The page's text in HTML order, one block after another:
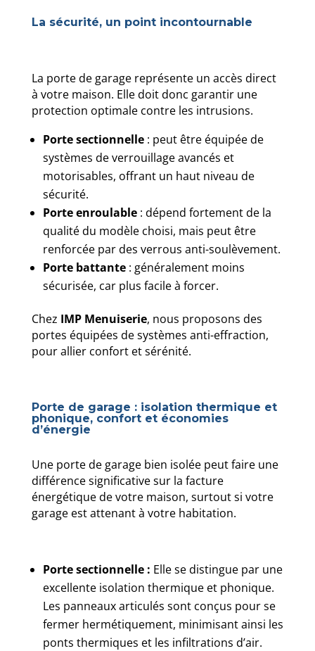
La sécurité, un point incontournable
La porte de garage représente un accès direct
à votre maison. Elle doit donc garantir une
protection optimale contre les intrusions.
Porte sectionnelle: peut être équipée de
systèmes de verrouillage avancés et
motorisables, offrant un haut niveau de
sécurité.
Porte enroulable: dépend fortement de la
qualité du modèle choisi, mais peut être
renforcée par des verrous anti-soulèvement.
Porte battante: généralement moins
sécurisée, car plus facile à forcer.
Chez IMP Menuiserie, nous proposons des
portes équipées de systèmes anti-effraction,
pour allier confort et sérénité.
Porte de garage : isolation thermique et
phonique, confort et économies
d’énergie
Une porte de garage bien isolée peut faire une
différence significative sur la facture
énergétique de votre maison, surtout si votre
garage est attenant à votre habitation.
Porte sectionnelle : Elle se distingue par une
excellente isolation thermique et phonique.
Les panneaux articulés sont conçus pour se
fermer hermétiquement, minimisant ainsi les
ponts thermiques et les infiltrations d’air.